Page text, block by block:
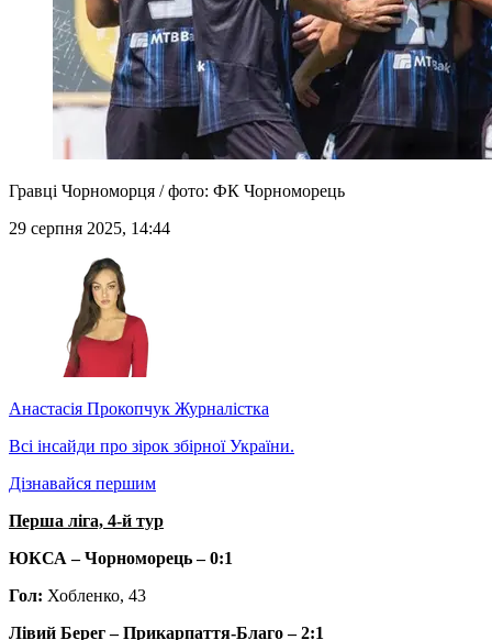
Гравці Чорноморця / фото: ФК Чорноморець
29 серпня 2025, 14:44
Анастасія Прокопчук Журналістка
Всі інсайди про зірок збірної України.
Дізнавайся першим
Перша ліга, 4-й тур
ЮКСА – Чорноморець – 0:1
Гол: Хобленко, 43
Лівий Берег – Прикарпаття-Благо – 2:1